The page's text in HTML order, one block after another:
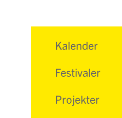
Kalender
Festivaler
Projekter